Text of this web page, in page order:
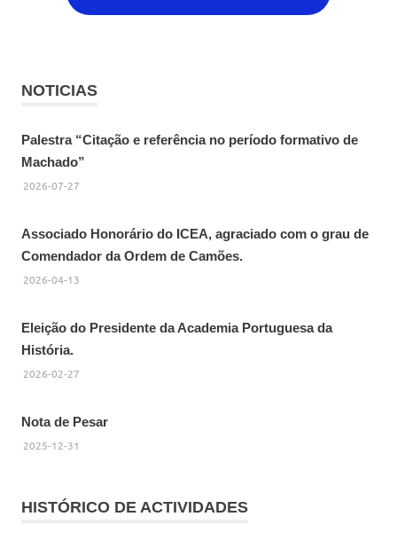
NOTICIAS
Palestra “Citação e referência no período formativo de
Machado”
2026-07-27
Associado Honorário do ICEA, agraciado com o grau de
Comendador da Ordem de Camões.
2026-04-13
Eleição do Presidente da Academia Portuguesa da
História.
2026-02-27
Nota de Pesar
2025-12-31
HISTÓRICO DE ACTIVIDADES